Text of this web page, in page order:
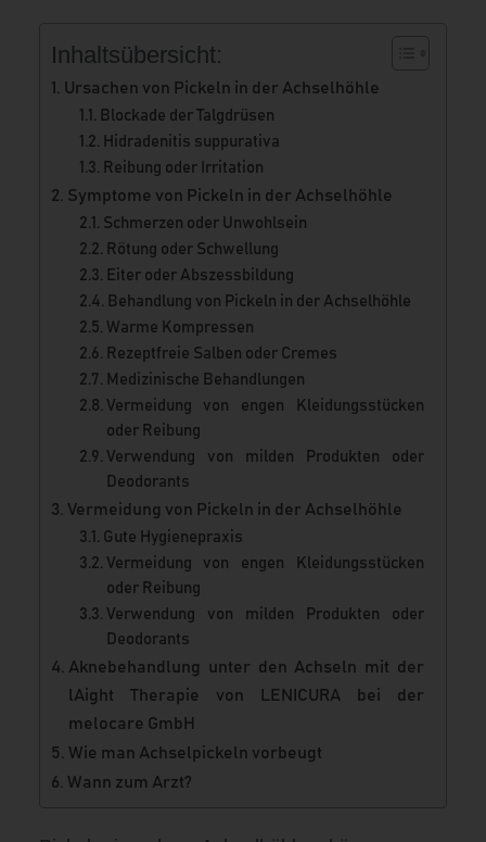
Inhaltsübersicht:
Ursachen von Pickeln in der Achselhöhle
Blockade der Talgdrüsen
Hidradenitis suppurativa
Reibung oder Irritation
Symptome von Pickeln in der Achselhöhle
Schmerzen oder Unwohlsein
Rötung oder Schwellung
Eiter oder Abszessbildung
Behandlung von Pickeln in der Achselhöhle
Warme Kompressen
Rezeptfreie Salben oder Cremes
Medizinische Behandlungen
Vermeidung von engen Kleidungsstücken
oder Reibung
Verwendung von milden Produkten oder
Deodorants
Vermeidung von Pickeln in der Achselhöhle
Gute Hygienepraxis
Vermeidung von engen Kleidungsstücken
oder Reibung
Verwendung von milden Produkten oder
Deodorants
Aknebehandlung unter den Achseln mit der
lAight Therapie von LENICURA bei der
melocare GmbH
Wie man Achselpickeln vorbeugt
Wann zum Arzt?